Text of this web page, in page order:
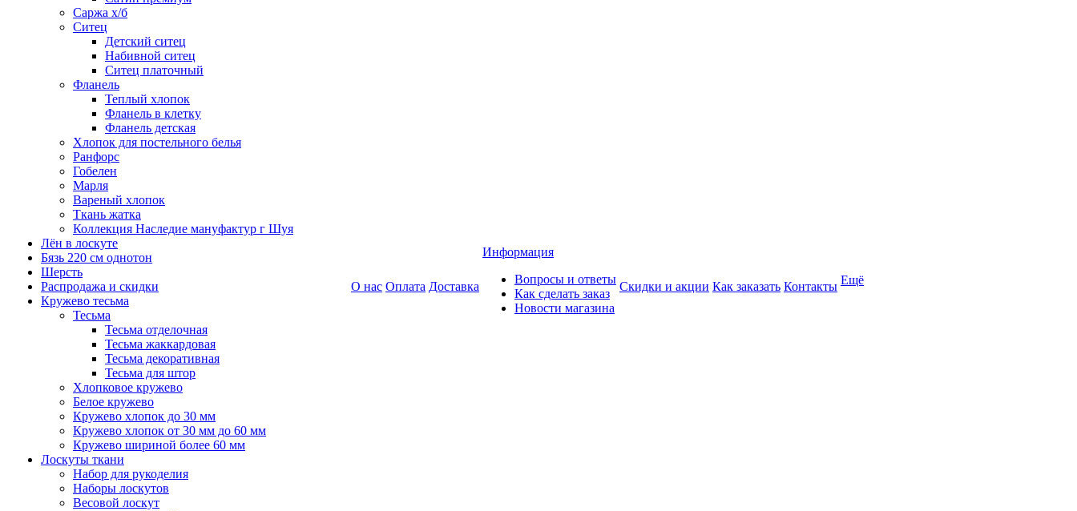
Саржа х/б
Ситец
Детский ситец
Набивной ситец
Ситец платочный
Фланель
Теплый хлопок
Фланель в клетку
Фланель детская
Хлопок для постельного белья
Ранфорс
Гобелен
Марля
Вареный хлопок
Ткань жатка
Коллекция Наследие мануфактур г Шуя
Лён в лоскуте
Бязь 220 см однотон
Шерсть
Распродажа и скидки
Кружево тесьма
Тесьма
Тесьма отделочная
Тесьма жаккардовая
Тесьма декоративная
Тесьма для штор
Хлопковое кружево
Белое кружево
Кружево хлопок до 30 мм
Кружево хлопок от 30 мм до 60 мм
Кружево шириной более 60 мм
Лоскуты ткани
Набор для рукоделия
Наборы лоскутов
Весовой лоскут
О нас Оплата Доставка
Информация
Вопросы и ответы
Как сделать заказ
Новости магазина
Скидки и акции Как заказать Контакты Ещё